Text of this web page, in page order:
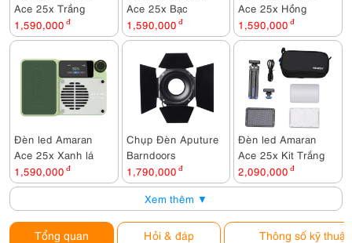
Ace 25x Trắng
1,590,000 đ
Ace 25x Bạc
1,590,000 đ
Ace 25x Hồng
1,590,000 đ
Đèn led Amaran
Ace 25x Xanh lá
1,590,000 đ
Chụp Đèn Aputure
Barndoors
1,790,000 đ
Đèn led Amaran
Ace 25x Kit Trắng
2,090,000 đ
Xem thêm ▼
Tổng quan Hỏi & đáp Thông số kỹ thuật